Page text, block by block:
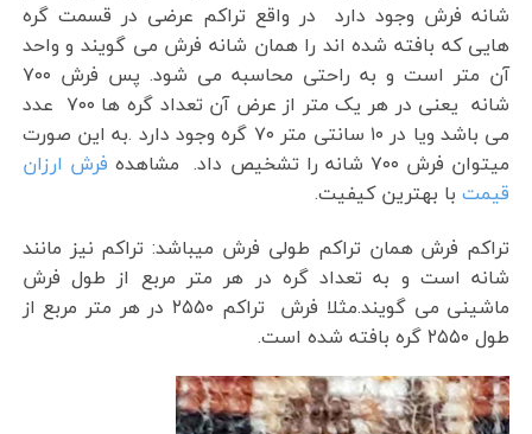
شانه فرش وجود دارد در واقع تراکم عرضی در قسمت گره
هایی که بافته شده اند را همان شانه فرش می گویند و واحد
آن متر است و به راحتی محاسبه می شود. پس فرش ۷۰۰
شانه یعنی در هر یک متر از عرض آن تعداد گره ها ۷۰۰ عدد
می باشد ویا در ۱۰ سانتی متر ۷۰ گره وجود دارد .به این صورت
میتوان فرش ۷۰۰ شانه را تشخیص داد. مشاهده
فرش ارزان
قیمتبا بهترین کیفیت.
تراکم فرش همان تراکم طولی فرش میباشد: تراکم نیز مانند
شانه است و به تعداد گره در هر متر مربع از طول فرش
ماشینی می گویند.مثلا فرش تراکم ۲۵۵۰ در هر متر مربع از
طول ۲۵۵۰ گره بافته شده است.